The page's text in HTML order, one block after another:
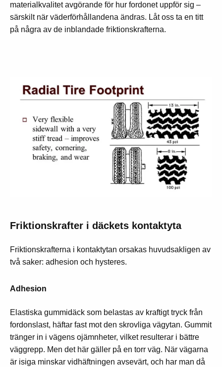
materialkvalitet avgörande för hur fordonet uppför sig –
särskilt när väderförhållandena ändras. Låt oss ta en titt
på några av de inblandade friktionskrafterna.
Friktionskrafter i däckets kontaktyta
Friktionskrafterna i kontaktytan orsakas huvudsakligen av
två saker: adhesion och hysteres.
Adhesion
Elastiska gummidäck som belastas av kraftigt tryck från
fordonslast, häftar fast mot den skrovliga vägytan. Gummit
tränger in i vägens ojämnheter, vilket resulterar i bättre
väggrepp. Men det här gäller på en torr väg. När vägarna
är isiga minskar vidhäftningen avsevärt, och har man då